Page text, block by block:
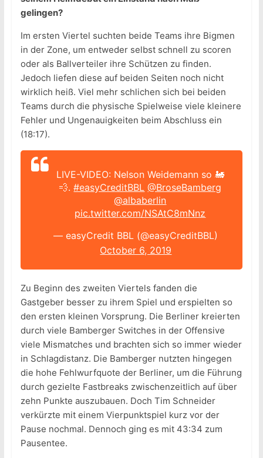
gelingen?
Im ersten Viertel suchten beide Teams ihre Bigmen
in der Zone, um entweder selbst schnell zu scoren
oder als Ballverteiler ihre Schützen zu finden.
Jedoch liefen diese auf beiden Seiten noch nicht
wirklich heiß. Viel mehr schlichen sich bei beiden
Teams durch die physische Spielweise viele kleinere
Fehler und Ungenauigkeiten beim Abschluss ein
(18:17).
LIVE-VIDEO: Nelson Weidemann so 🚂
💨.#easyCreditBBL @BroseBamberg
@albaberlin
pic.twitter.com/NSAtC8mNnz
— easyCredit BBL (@easyCreditBBL)
October 6, 2019
Zu Beginn des zweiten Viertels fanden die
Gastgeber besser zu ihrem Spiel und erspielten so
den ersten kleinen Vorsprung. Die Berliner kreierten
durch viele Bamberger Switches in der Offensive
viele Mismatches und brachten sich so immer wieder
in Schlagdistanz. Die Bamberger nutzten hingegen
die hohe Fehlwurfquote der Berliner, um die Führung
durch gezielte Fastbreaks zwischenzeitlich auf über
zehn Punkte auszubauen. Doch Tim Schneider
verkürzte mit einem Vierpunktspiel kurz vor der
Pause nochmal. Dennoch ging es mit 43:34 zum
Pausentee.